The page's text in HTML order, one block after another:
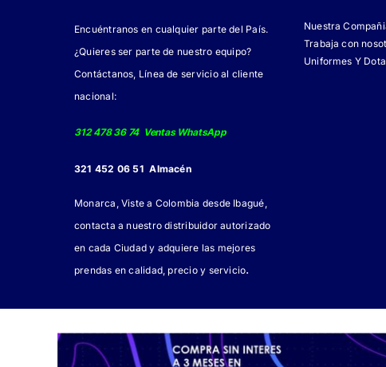
Encuéntranos en cualquier parte del País.
¿Quieres ser parte de nuestro equipo?
Contáctanos, Línea de servicio al cliente
nacional:
312 478 36 74 Ventas WhatsApp
321 452 06 51 Almacén
Monarca, Viste a Colombia desde Ibagué,
contacta a nuestro distribuidor autorizado
en cada Ciudad y adquiere las mejores
prendas en calidad, precio y servicio.
Nuestra
Trabaja con
Uniformes Y